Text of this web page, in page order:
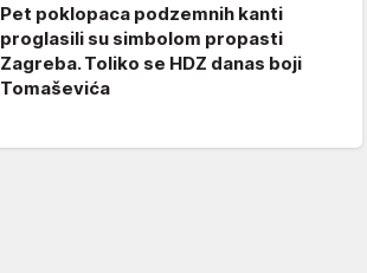
Pet poklopaca podzemnih kanti
proglasili su simbolom propasti
Zagreba. Toliko se HDZ danas boji
Tomaševića